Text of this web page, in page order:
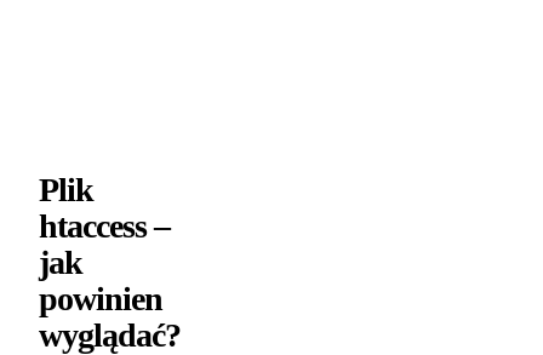
Plik
htaccess –
jak
powinien
wyglądać?